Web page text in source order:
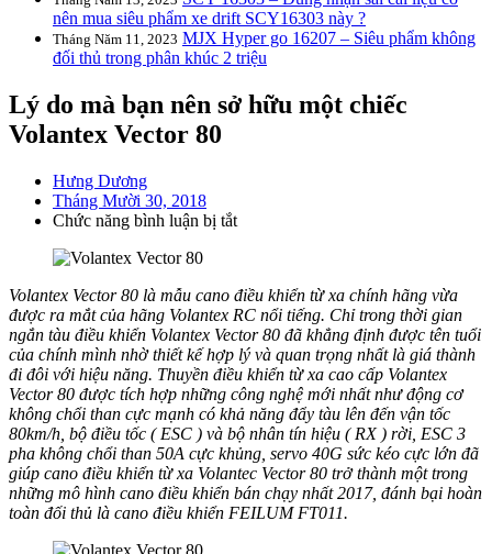
nên mua siêu phẩm xe drift SCY16303 này ?
Tháng Năm 11, 2023 MJX Hyper go 16207 – Siêu phẩm không
đối thủ trong phân khúc 2 triệu
Lý do mà bạn nên sở hữu một chiếc
Volantex Vector 80
Hưng Dương
Tháng Mười 30, 2018
Chức năng bình luận bị tắtở
bạn
nên
sở
hữu
một
chiếc
Volantex
Vector
80
Volantex Vector 80 là mẫu cano điều khiển từ xa chính hãng vừa
được ra mắt của hãng Volantex RC nổi tiếng. Chỉ trong thời gian
ngắn tàu điều khiển Volantex Vector 80 đã khẳng định được tên tuổi
của chính mình nhờ thiết kế hợp lý và quan trọng nhất là giá thành
đi đôi với hiệu năng. Thuyền điều khiển từ xa cao cấp Volantex
Vector 80 được tích hợp những công nghệ mới nhất như động cơ
không chổi than cực mạnh có khả năng đẩy tàu lên đến vận tốc
80km/h, bộ điều tốc ( ESC ) và bộ nhân tín hiệu ( RX ) rời, ESC 3
pha không chổi than 50A cực khủng, servo 40G sức kéo cực lớn đã
giúp cano điều khiển từ xa Volantec Vector 80 trở thành một trong
những mô hình cano điều khiển bán chạy nhất 2017, đánh bại hoàn
toàn đối thủ là cano điều khiển FEILUM FT011.